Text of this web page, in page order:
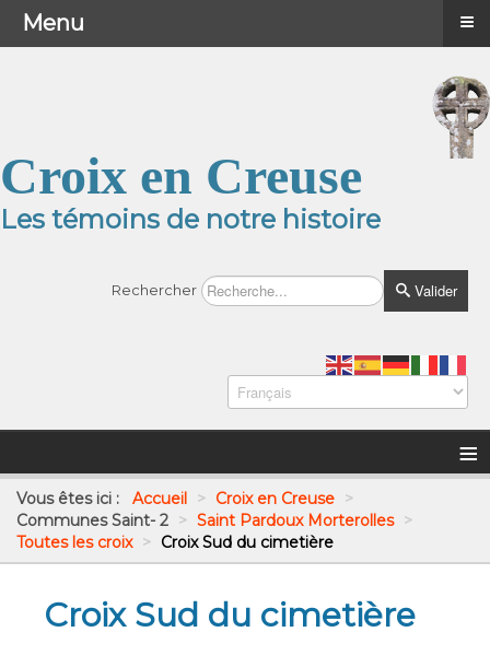
Croix en Creuse
Les témoins de notre histoire
Rechercher Valider
≡
Vous êtes ici : Accueil > Croix en Creuse >
Communes Saint- 2 > Saint Pardoux Morterolles >
Toutes les croix > Croix Sud du cimetière
Croix Sud du cimetière
Menu ≡
Menu ≡